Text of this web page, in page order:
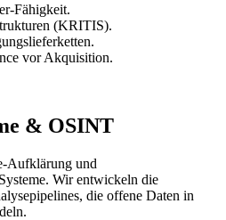
Fähigkeit.
(KRITIS).
vor Akquisition.
& OSINT
Aufklärung und
Wir entwickeln die
die offene Daten in